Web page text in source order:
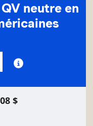
neutre en
le fonds
$